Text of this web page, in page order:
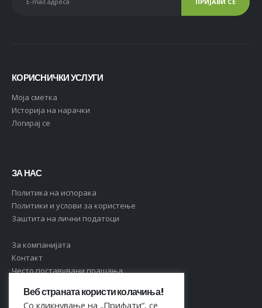
КОРИСНИЧКИ УСЛУГИ
Moja сметка
Историја на нарачки
Логирај се
ЗА НАС
Политика на испорака
Политики и услови за користење
Заштита на лични податоци
За компанијата
Контакт
Често поставувани прашања
Веб страната користи колачиња!
Со кликнување на „Прифати“, се